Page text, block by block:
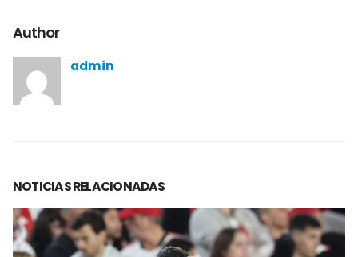
Author
admin
NOTICIASRELACIONADAS